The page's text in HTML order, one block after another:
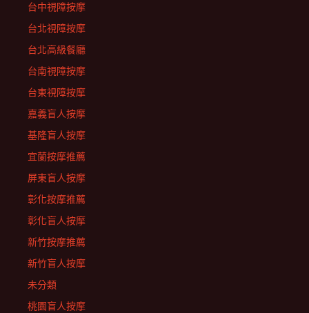
台中視障按摩
台北視障按摩
台北高級餐廳
台南視障按摩
台東視障按摩
嘉義盲人按摩
基隆盲人按摩
宜蘭按摩推薦
屏東盲人按摩
彰化按摩推薦
彰化盲人按摩
新竹按摩推薦
新竹盲人按摩
未分類
桃園盲人按摩